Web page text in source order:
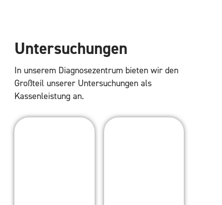
Untersuchungen
In unserem Diagnosezentrum bieten wir den
Großteil unserer Untersuchungen als
Kassenleistung an.